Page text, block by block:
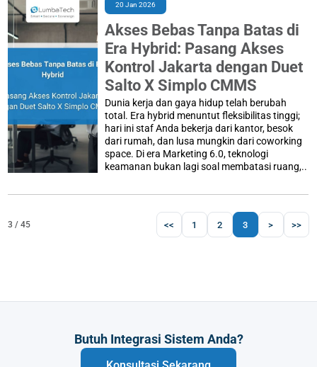
20 Jan 2026
Akses Bebas Tanpa Batas di
Era Hybrid: Pasang Akses
Kontrol Jakarta dengan Duet
Salto X Simplo CMMS
Dunia kerja dan gaya hidup telah berubah
total. Era hybrid menuntut fleksibilitas tinggi;
hari ini staf Anda bekerja dari kantor, besok
dari rumah, dan lusa mungkin dari coworking
space. Di era Marketing 6.0, teknologi
keamanan bukan lagi soal membatasi ruang,..
3 / 45 << 1 2 3 > >>
Butuh Integrasi Sistem Anda?